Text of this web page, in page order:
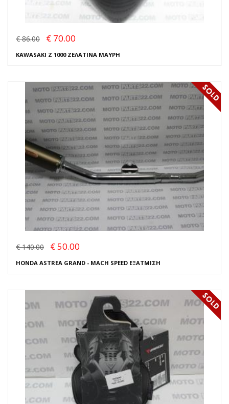
€ 86.00 € 70.00
KAWASAKI Z 1000 ΖΕΛΑΤΙΝΑ ΜΑΥΡΗ
€ 140.00 € 50.00
HONDA ASTREA GRAND - MACH SPEED ΕΞΑΤΜΙΣΗ